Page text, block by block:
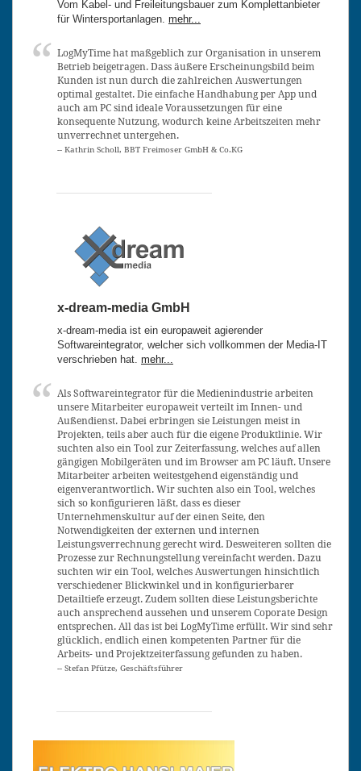
Vom Kabel- und Freileitungsbauer zum Komplettanbieter
für Wintersportanlagen. mehr...
LogMyTime hat maßgeblich zur Organisation in unserem
Betrieb beigetragen. Dass äußere Erscheinungsbild beim
Kunden ist nun durch die zahlreichen Auswertungen
optimal gestaltet. Die einfache Handhabung per App und
auch am PC sind ideale Voraussetzungen für eine
konsequente Nutzung, wodurch keine Arbeitszeiten mehr
unverrechnet untergehen.
-- Kathrin Scholl, BBT Freimoser GmbH & Co.KG
x-dream-media GmbH
x-dream-media ist ein europaweit agierender
Softwareintegrator, welcher sich vollkommen der Media-IT
verschrieben hat. mehr...
Als Softwareintegrator für die Medienindustrie arbeiten
unsere Mitarbeiter europaweit verteilt im Innen- und
Außendienst. Dabei erbringen sie Leistungen meist in
Projekten, teils aber auch für die eigene Produktlinie. Wir
suchten also ein Tool zur Zeiterfassung, welches auf allen
gängigen Mobilgeräten und im Browser am PC läuft. Unsere
Mitarbeiter arbeiten weitestgehend eigenständig und
eigenverantwortlich. Wir suchten also ein Tool, welches
sich so konfigurieren läßt, dass es dieser
Unternehmenskultur auf der einen Seite, den
Notwendigkeiten der externen und internen
Leistungsverrechnung gerecht wird. Desweiteren sollten die
Prozesse zur Rechnungstellung vereinfacht werden. Dazu
suchten wir ein Tool, welches Auswertungen hinsichtlich
verschiedener Blickwinkel und in konfigurierbarer
Detailtiefe erzeugt. Zudem sollten diese Leistungsberichte
auch ansprechend aussehen und unserem Coporate Design
entsprechen. All das ist bei LogMyTime erfüllt. Wir sind sehr
glücklich, endlich einen kompetenten Partner für die
Arbeits- und Projektzeiterfassung gefunden zu haben.
-- Stefan Pfütze, Geschäftsführer